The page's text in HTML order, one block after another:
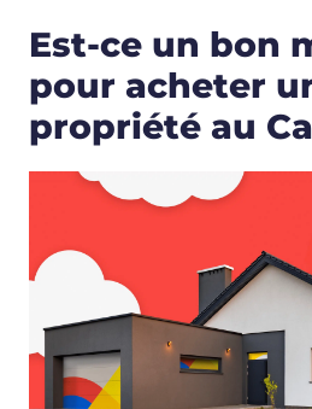
Est-ce un bon
pour acheter
propriété au